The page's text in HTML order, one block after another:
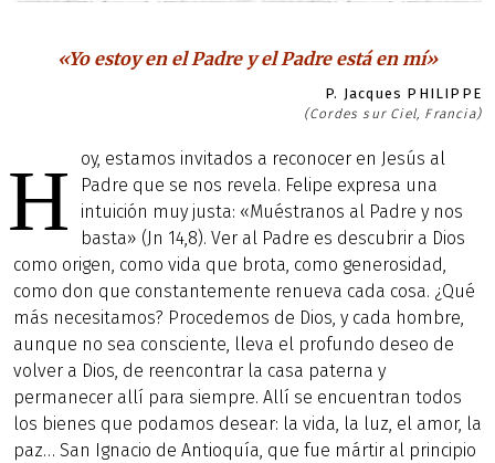
«Yo estoy en el Padre y el Padre está en mí»
P. Jacques PHILIPPE
(Cordes sur Ciel, Francia)
H
oy, estamos invitados a reconocer en Jesús al
Padre que se nos revela. Felipe expresa una
intuición muy justa: «Muéstranos al Padre y nos
basta» (Jn 14,8). Ver al Padre es descubrir a Dios
como origen, como vida que brota, como generosidad,
como don que constantemente renueva cada cosa. ¿Qué
más necesitamos? Procedemos de Dios, y cada hombre,
aunque no sea consciente, lleva el profundo deseo de
volver a Dios, de reencontrar la casa paterna y
permanecer allí para siempre. Allí se encuentran todos
los bienes que podamos desear: la vida, la luz, el amor, la
paz… San Ignacio de Antioquía, que fue mártir al principio